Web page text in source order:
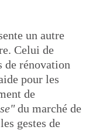
un autre
Celui de
de rénovation
pour les
de
du marché de
gestes de